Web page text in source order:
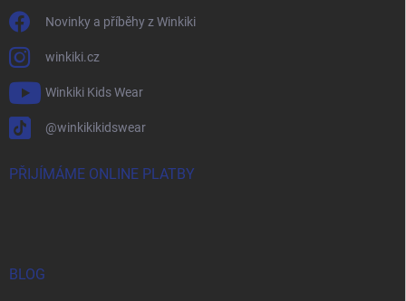
Novinky a příběhy z Winkiki
winkiki.cz
Winkiki Kids Wear
@winkikikidswear
PŘIJÍMÁME ONLINE PLATBY
BLOG